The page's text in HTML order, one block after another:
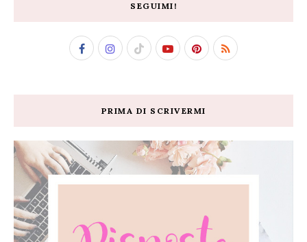
SEGUIMI!
PRIMA DI SCRIVERMI